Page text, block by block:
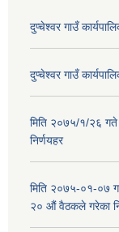
दुप्चेश्वर गाउँ
दुप्चेश्वर गाउँ
मिति २०७५/१/२६ गते
निर्णयहर
मिति २०७५-०१-०७
२० औं वैठकले गरेका